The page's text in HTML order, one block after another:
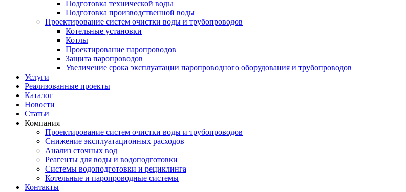
Подготовка технической воды
Подготовка производственной воды
Проектирование систем очистки воды и трубопроводов
Котельные установки
Котлы
Проектирование паропроводов
Защита паропроводов
Увеличение срока эксплуатации паропроводного оборудования и трубопроводов
Услуги
Реализованные проекты
Каталог
Новости
Статьи
Компания
Проектирование систем очистки воды и трубопроводов
Снижение эксплуатационных расходов
Анализ сточных вод
Реагенты для воды и водоподготовки
Системы водоподготовки и рециклинга
Котельные и паропроводные системы
Контакты